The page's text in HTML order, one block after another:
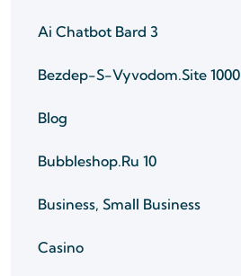
Ai Chatbot Bard 3
Bezdep-S-Vyvodom.site 1000
Blog
Bubbleshop.ru 10
Business, Small Business
Casino